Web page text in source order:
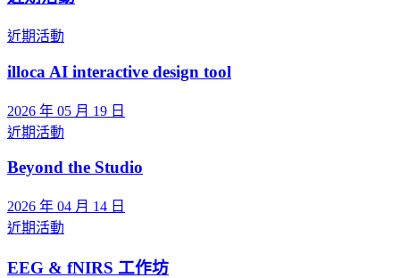
近期活動
illoca AI interactive design tool
2026 年 05 月 19 日
近期活動
Beyond the Studio
2026 年 04 月 14 日
近期活動
EEG & fNIRS 工作坊